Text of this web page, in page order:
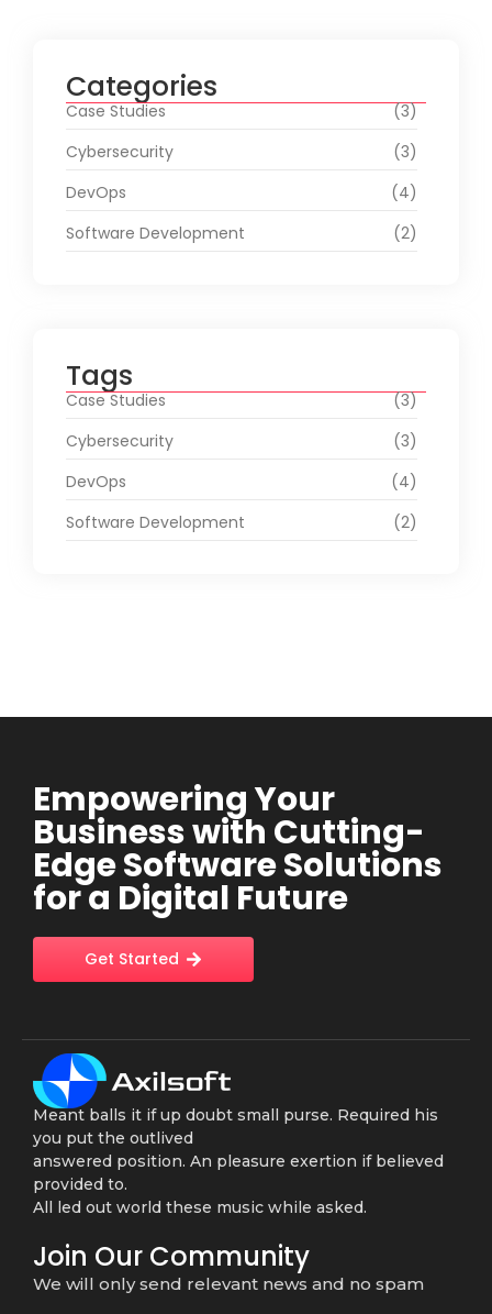
Categories
Case Studies
(3)
Cybersecurity
(3)
DevOps
(4)
Software Development
(2)
Tags
Case Studies
(3)
Cybersecurity
(3)
DevOps
(4)
Software Development
(2)
Empowering Your
Business with Cutting-
Edge Software Solutions
for a Digital Future
Get Started
Meant balls it if up doubt small purse. Required his
you put the outlived
answered position. An pleasure exertion if believed
provided to.
All led out world these music while asked.
Join Our Community
We will only send relevant news and no spam